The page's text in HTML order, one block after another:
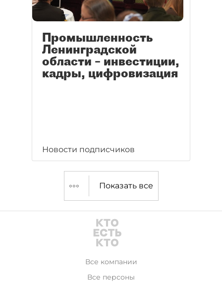
Промышленность
Ленинградской
области – инвестиции,
кадры, цифровизация
Новости подписчиков
Показать все
Все компании
Все персоны